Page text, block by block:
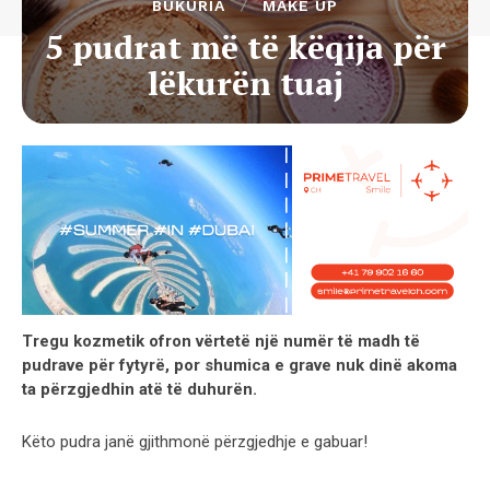
BUKURIA MAKE UP
5 pudrat më të këqija për
lëkurën tuaj
Tregu kozmetik ofron vërtetë një numër të madh të
pudrave për fytyrë, por shumica e grave nuk dinë akoma
ta përzgjedhin atë të duhurën.
Këto pudra janë gjithmonë përzgjedhje e gabuar!